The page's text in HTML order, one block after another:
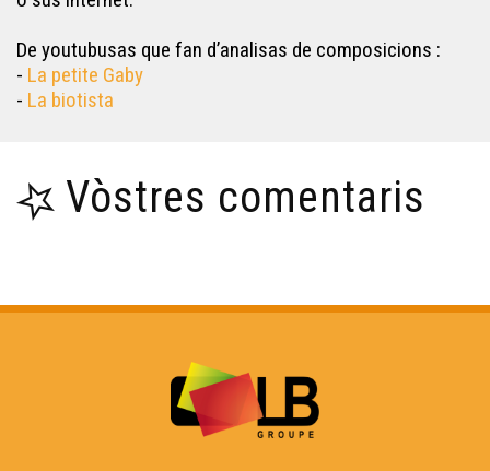
De youtubusas que fan d’analisas de composicions :
- La petite Gaby
- La biotista
Vòstres comentaris